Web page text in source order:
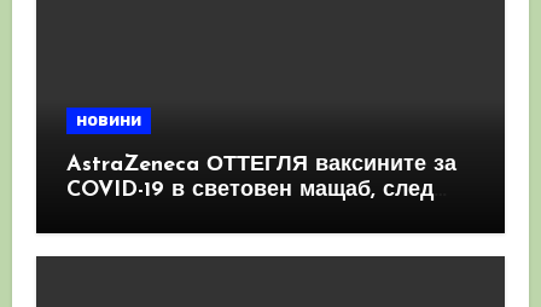
новини
AstraZeneca ОТТЕГЛЯ ваксините за
COVID-19 в световен мащаб, след
КРЪВНИ съсиреци